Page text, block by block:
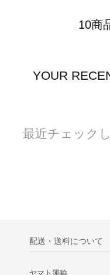
10商
YOUR
最近チェック
配送・送料について
ヤマト運輸